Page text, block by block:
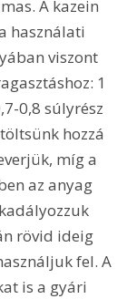
A kazein
használati
viszont
1
0,8 súlyrész
hozzá
míg a
az anyag
rövid ideig
fel. A
is a gyári